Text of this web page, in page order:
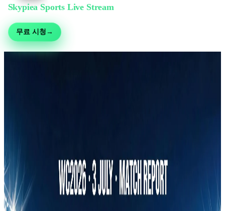
Skypiea Sports Live Stream에서 무료 시청
무료 시청 →